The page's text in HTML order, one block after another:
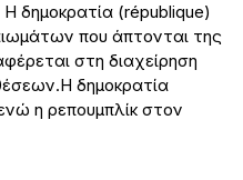
δημοκρατία (république)
που άπτονται της
στη διαχείρηση
δημοκρατία
η ρεπουμπλίκ στον